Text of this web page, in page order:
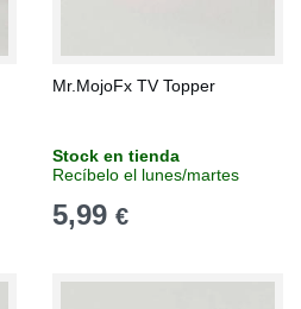
Mr.MojoFx TV Topper
Stock en tienda
Recíbelo el lunes/martes
5,99 €